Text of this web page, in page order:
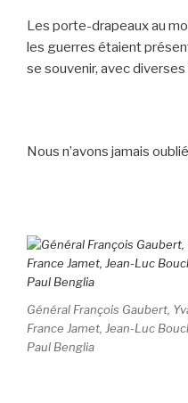
Les porte-drapeaux au
les guerres étaient
se souvenir, avec
Nous n’avons jamais
Général François Gaubert,
France Jamet, Jean-Luc
Paul Benglia